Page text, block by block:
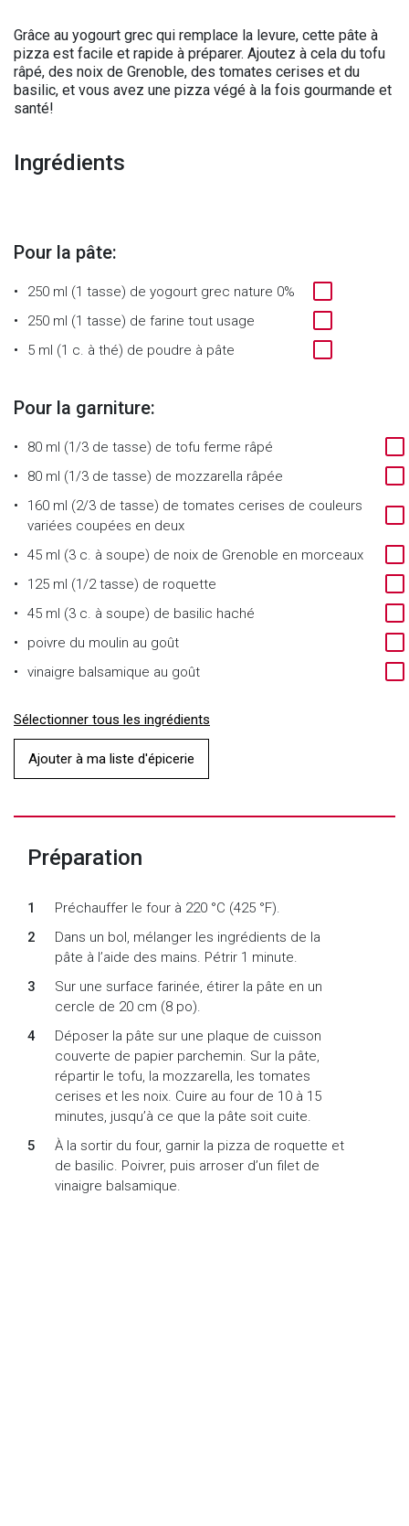
Grâce au yogourt grec qui remplace la levure, cette pâte à
pizza est facile et rapide à préparer. Ajoutez à cela du tofu
râpé, des noix de Grenoble, des tomates cerises et du
basilic, et vous avez une pizza végé à la fois gourmande et
santé!
Ingrédients
Pour la pâte:
250 ml (1 tasse) de yogourt grec nature 0%
250 ml (1 tasse) de farine tout usage
5 ml (1 c. à thé) de poudre à pâte
Pour la garniture:
80 ml (1/3 de tasse) de tofu ferme râpé
80 ml (1/3 de tasse) de mozzarella râpée
160 ml (2/3 de tasse) de tomates cerises de couleurs
variées coupées en deux
45 ml (3 c. à soupe) de noix de Grenoble en morceaux
125 ml (1/2 tasse) de roquette
45 ml (3 c. à soupe) de basilic haché
poivre du moulin au goût
vinaigre balsamique au goût
Sélectionner tous les ingrédients
Ajouter à ma liste d'épicerie
Préparation
Préchauffer le four à 220 °C (425 °F).
Dans un bol, mélanger les ingrédients de la
pâte à l’aide des mains. Pétrir 1 minute.
Sur une surface farinée, étirer la pâte en un
cercle de 20 cm (8 po).
Déposer la pâte sur une plaque de cuisson
couverte de papier parchemin. Sur la pâte,
répartir le tofu, la mozzarella, les tomates
cerises et les noix. Cuire au four de 10 à 15
minutes, jusqu’à ce que la pâte soit cuite.
À la sortir du four, garnir la pizza de roquette et
de basilic. Poivrer, puis arroser d’un filet de
vinaigre balsamique.